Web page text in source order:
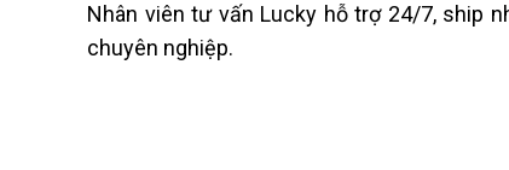
Nhân viên tư vấn Lucky hỗ trợ 24/7, ship
chuyên nghiệp.